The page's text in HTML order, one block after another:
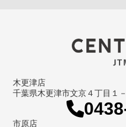
木更津店
千葉県木更津市文京４丁目１
市原店